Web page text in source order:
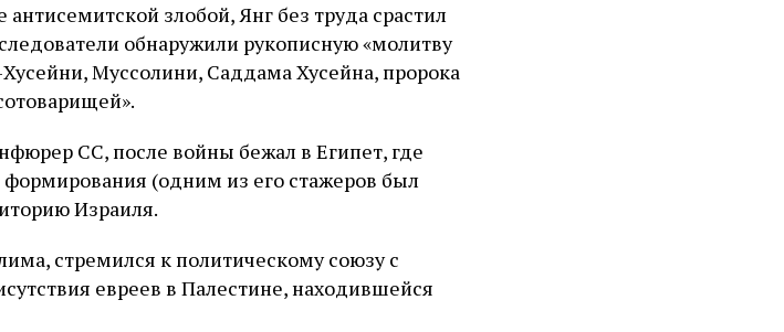
злобой, Янг без труда срастил
обнаружили рукописную «молитву
Муссолини, Саддама Хусейна, пророка
СС, после войны бежал в Египет, где
(одним из его стажеров был
Израиля.
стремился к политическому союзу с
евреев в Палестине, находившейся